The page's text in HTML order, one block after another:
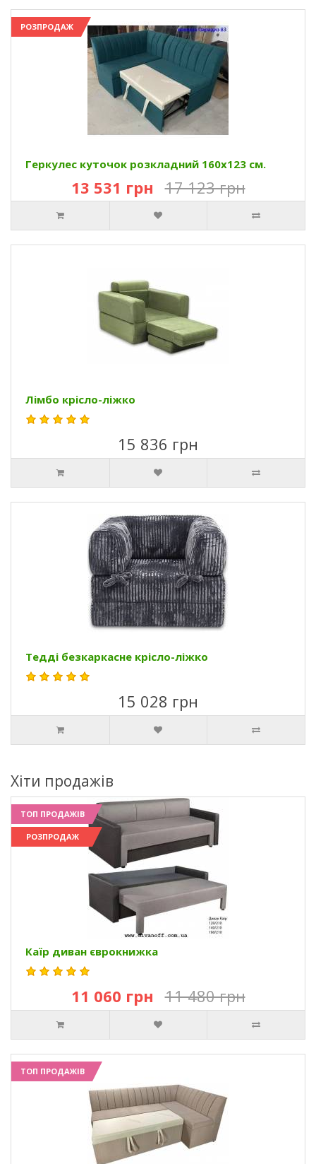
РОЗПРОДАЖ
Геркулес куточок розкладний 160х123 см.
13 531 грн 17 123 грн
Лімбо крісло-ліжко
15 836 грн
Тедді безкаркасне крісло-ліжко
15 028 грн
Хіти продажів
ТОП ПРОДАЖІВ
РОЗПРОДАЖ
Каїр диван єврокнижка
11 060 грн 11 480 грн
ТОП ПРОДАЖІВ